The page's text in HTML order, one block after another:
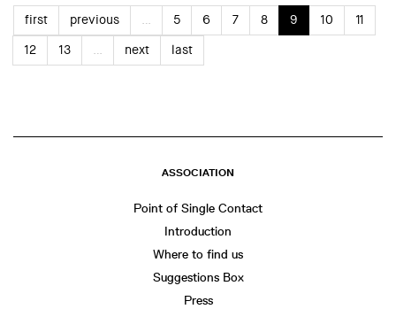
first previous … 5 6 7 8 9 10
11
12
13 … next last
ASSOCIATION
Point of Single Contact
Introduction
Where to find us
Suggestions Box
Press